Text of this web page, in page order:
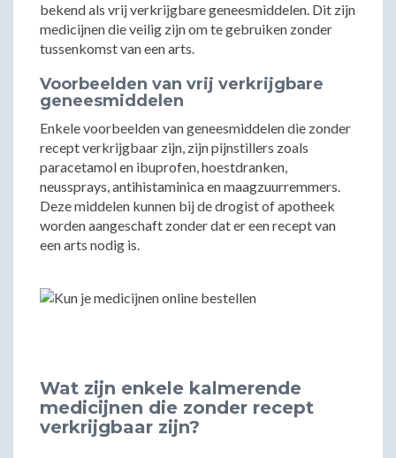
bekend als vrij verkrijgbare geneesmiddelen. Dit zijn
medicijnen die veilig zijn om te gebruiken zonder
tussenkomst van een arts.
Voorbeelden van vrij verkrijgbare
geneesmiddelen
Enkele voorbeelden van geneesmiddelen die zonder
recept verkrijgbaar zijn, zijn pijnstillers zoals
paracetamol en ibuprofen, hoestdranken,
neussprays, antihistaminica en maagzuurremmers.
Deze middelen kunnen bij de drogist of apotheek
worden aangeschaft zonder dat er een recept van
een arts nodig is.
Wat zijn enkele kalmerende
medicijnen die zonder recept
verkrijgbaar zijn?